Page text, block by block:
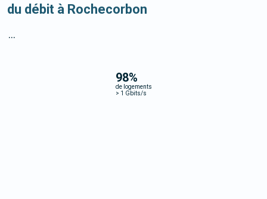
du débit à Rochecorbon
98%
de logements
> 1 Gbits/s
...